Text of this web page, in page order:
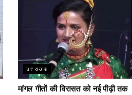
उत्तराखंड
मांगल गीतों की विरासत को नई पीढ़ी तक